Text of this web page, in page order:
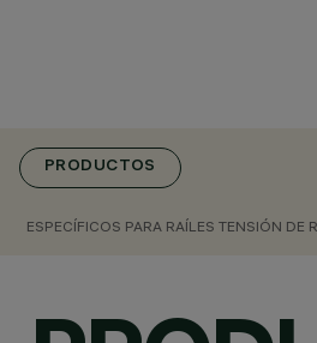
PRODUCTOS
ESPECÍFICOS PARA RAÍLES TENSIÓN DE